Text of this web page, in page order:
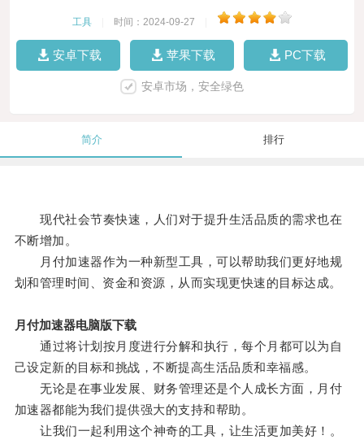
工具 时间：2024-09-27
安卓下载 苹果下载 PC下载
安卓市场，安全绿色
简介 排行
现代社会节奏快速，人们对于提升生活品质的需求也在
不断增加。
月付加速器作为一种新型工具，可以帮助我们更好地规
划和管理时间、资金和资源，从而实现更快速的目标达成。
月付加速器电脑版下载
通过将计划按月度进行分解和执行，每个月都可以为自
己设定新的目标和挑战，不断提高生活品质和幸福感。
无论是在事业发展、财务管理还是个人成长方面，月付
加速器都能为我们提供强大的支持和帮助。
让我们一起利用这个神奇的工具，让生活更加美好！。